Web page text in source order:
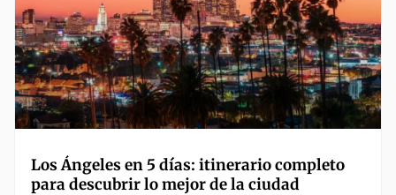
Los Ángeles en 5 días: itinerario completo
para descubrir lo mejor de la ciudad